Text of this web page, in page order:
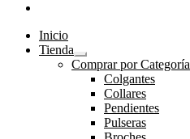
Inicio
Tienda
Expandir
el
menú
hijo
Comprar por Categoría
Colgantes
Collares
Pendientes
Pulseras